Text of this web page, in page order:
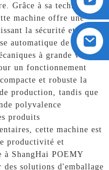
Grâce à sa technologie
machine offre une
la sécurité et la
automatique de
à grande vitesse
un fonctionnement
et robuste la
production, tandis que
polyvalence
produits
cette machine est
productivité et
ShangHai POEMY
solutions d'emballage